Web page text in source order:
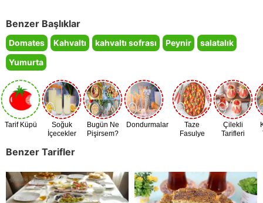
Benzer Başlıklar
Domates Kahvaltı kahvaltı sofrası Peynir
salatalık
Yumurta
Tarif Küpü
Soğuk
İçecekler
Bugün Ne
Pişirsem?
Dondurmalar
Taze
Fasulye
Çilekli
Tarifleri
Benzer Tarifler